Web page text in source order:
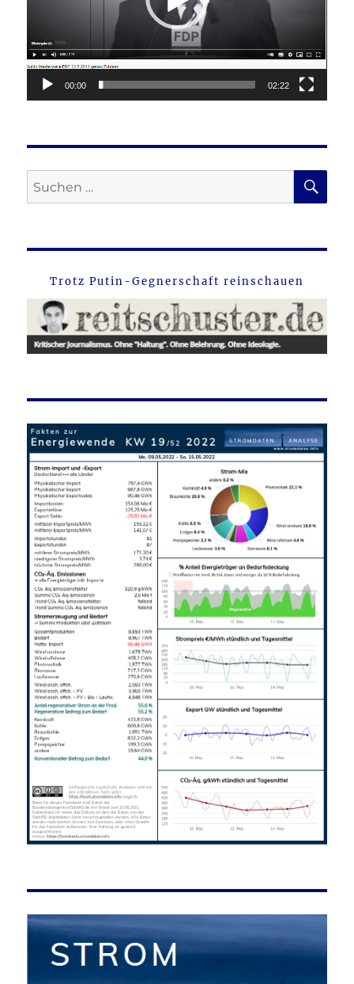
00:00 02:22
Suche
nach:
Trotz Putin-Gegnerschaft reinschauen